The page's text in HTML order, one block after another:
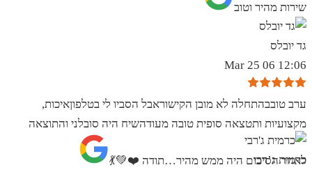
שירות מהיר וטוב
גד יובלס
12:06 06 Mar 25
ערב טובבהתחלה לא מובן הקישוראבל הסביו לי בטלפוןאיכות,
מקצועיות ותטצאה סופית טובה מעודהשיח היה סובלני והתוצאה
לאחר הסיכום היה ממש מהיר…תודה ❤️💚💃
כרמית ג’רבי